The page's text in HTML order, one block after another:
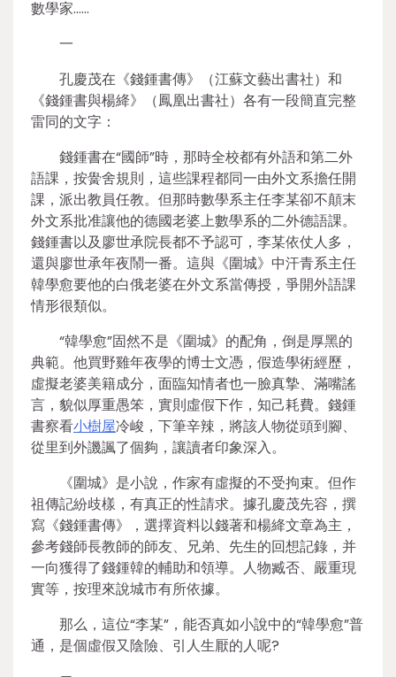
數學家……
一
孔慶茂在《錢鍾書傳》（江蘇文藝出書社）和
《錢鍾書與楊絳》（鳳凰出書社）各有一段簡直完整
雷同的文字：
錢鍾書在“國師”時，那時全校都有外語和第二外
語課，按黌舍規則，這些課程都同一由外文系擔任開
課，派出教員任教。但那時數學系主任李某卻不顛末
外文系批准讓他的德國老婆上數學系的二外德語課。
錢鍾書以及廖世承院長都不予認可，李某依仗人多，
還與廖世承年夜鬧一番。這與《圍城》中汗青系主任
韓學愈要他的白俄老婆在外文系當傳授，爭開外語課
情形很類似。
“韓學愈”固然不是《圍城》的配角，倒是厚黑的
典範。他買野雞年夜學的博士文憑，假造學術經歷，
虛擬老婆美籍成分，面臨知情者也一臉真摯、滿嘴謠
言，貌似厚重愚笨，實則虛假下作，知己耗費。錢鍾
書察看小樹屋冷峻，下筆辛辣，將該人物從頭到腳、
從里到外譏諷了個夠，讓讀者印象深入。
《圍城》是小說，作家有虛擬的不受拘束。但作
祖傳記紛歧樣，有真正的性請求。據孔慶茂先容，撰
寫《錢鍾書傳》，選擇資料以錢著和楊絳文章為主，
參考錢師長教師的師友、兄弟、先生的回想記錄，并
一向獲得了錢鍾韓的輔助和領導。人物臧否、嚴重現
實等，按理來說城市有所依據。
那么，這位“李某”，能否真如小說中的“韓學愈”普
通，是個虛假又陰險、引人生厭的人呢?